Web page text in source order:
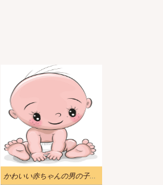
かわいい赤ちゃんの男の子のイラスト